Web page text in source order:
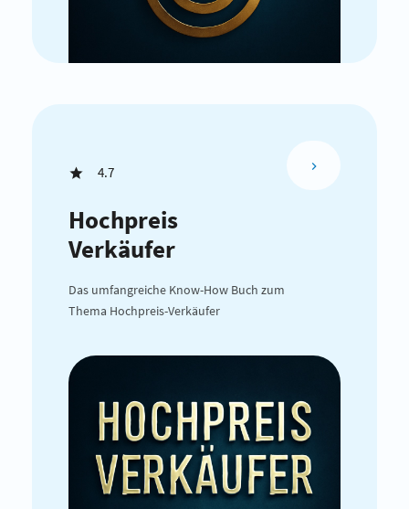
4.7
Hochpreis
Verkäufer
Das umfangreiche Know-How Buch zum
Thema Hochpreis-Verkäufer